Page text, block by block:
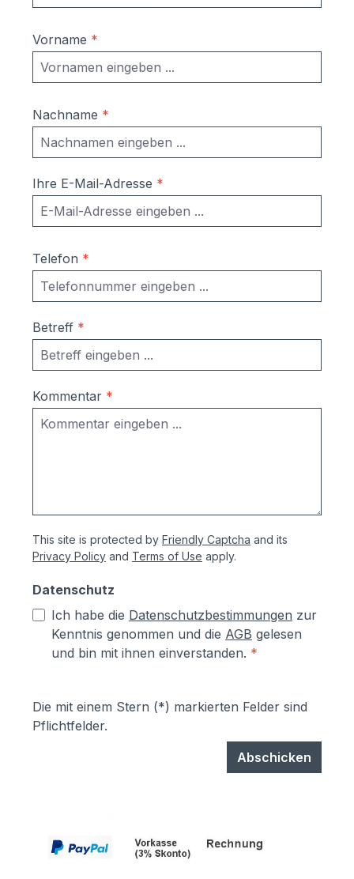
Vorname *
Nachname *
Ihre E-Mail-Adresse *
Telefon *
Betreff *
Kommentar *
This site is protected by Friendly Captcha and its
Privacy Policy and Terms of Use apply.
Datenschutz
Ich habe die Datenschutzbestimmungen zur
Kenntnis genommen und die AGB gelesen
und bin mit ihnen einverstanden. *
Die mit einem Stern (*) markierten Felder sind
Pflichtfelder.
Abschicken